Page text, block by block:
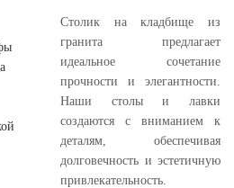
Столик на кладбище из
гранита предлагает
идеальное сочетание
прочности и элегантности.
Наши столы и лавки
создаются с вниманием к
деталям, обеспечивая
долговечность и эстетичную
привлекательность.